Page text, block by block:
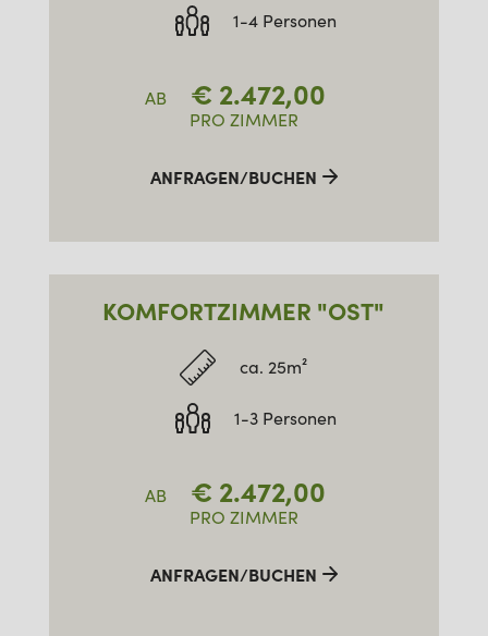
1-4 Personen
AB € 2.472,00
PRO ZIMMER
ANFRAGEN/BUCHEN
KOMFORTZIMMER "OST"
ca. 25m²
1-3 Personen
AB € 2.472,00
PRO ZIMMER
ANFRAGEN/BUCHEN